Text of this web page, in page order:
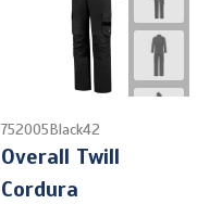
752005Black42
Overall Twill
Cordura